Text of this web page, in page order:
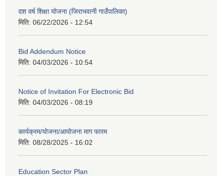
दश वर्ष शिक्षा योजना (जिराभवानी गाउँपालिका)
मिति: 06/22/2026 - 12:54
Bid Addendum Notice
मिति: 04/03/2026 - 10:54
Notice of Invitation For Electronic Bid
मिति: 04/03/2026 - 08:19
कार्यक्रम/योजना/आयोजना माग फारम
मिति: 08/28/2025 - 16:02
Education Sector Plan